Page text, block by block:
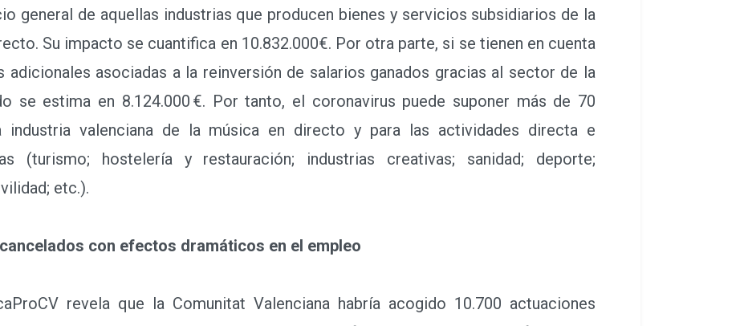
general de aquellas industrias que producen bienes y servicios subsidiarios de la
Su impacto se cuantifica en 10.832.000€. Por otra parte, si se tienen en cuenta
adicionales asociadas a la reinversión de salarios ganados gracias al sector de la
se estima en 8.124.000 €. Por tanto, el coronavirus puede suponer más de 70
valenciana de la música en directo y para las actividades directa e
(turismo; hostelería y restauración; industrias creativas; sanidad; deporte;
etc.).
con efectos dramáticos en el empleo
revela que la Comunitat Valenciana habría acogido 10.700 actuaciones